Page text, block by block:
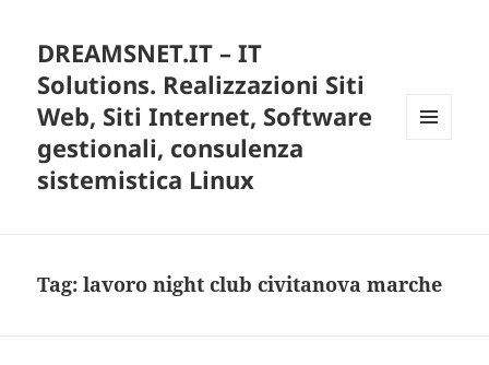
DREAMSNET.IT – IT
Solutions. Realizzazioni Siti
Web, Siti Internet, Software
gestionali, consulenza
sistemistica Linux
Tag:lavoro night club civitanova marche